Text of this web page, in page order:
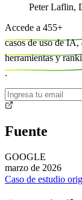
Peter Laflin,
Accede a 455+
casos de uso de IA,
herramientas y
.
Fuente
GOOGLE
marzo de 2026
Caso de estudio